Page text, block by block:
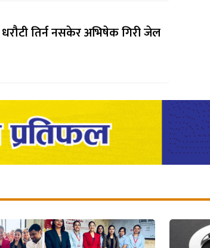
तिर्न नसकेर अभिषेक गिरी जेल